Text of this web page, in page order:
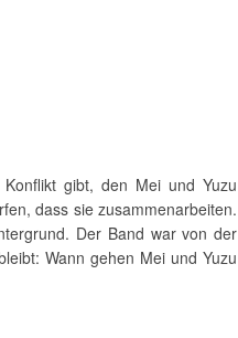
gibt, den Mei und Yuzu
dass sie zusammenarbeiten.
Der Band war von der
Wann gehen Mei und Yuzu